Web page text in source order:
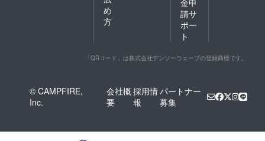
め
方
請サ
ポー
ト
「QRコード」は株式会社デンソーウェーブの登録商標です。
© CAMPFIRE,
Inc.
会社概
要
採用情
報
パートナー
募集